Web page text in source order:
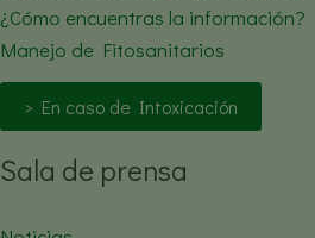
¿Cómo encuentras la información?
Manejo de Fitosanitarios
> En caso de Intoxicación
Sala de prensa